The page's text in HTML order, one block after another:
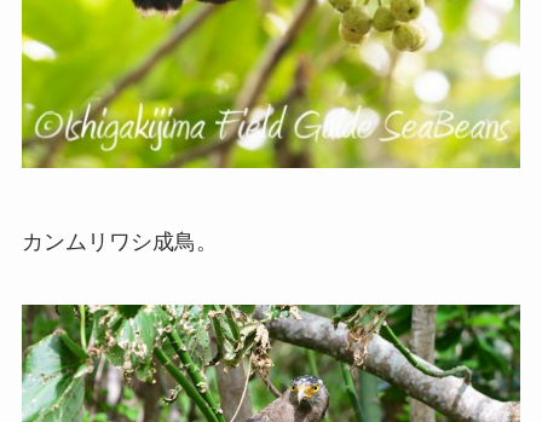
カンムリワシ成鳥。